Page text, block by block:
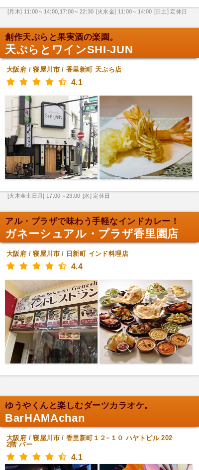
[月木] 11:00～14:00,17:00～22:30 [火水金] 11:00～14:00 [日土] 定休日
創作天ぷらと果実酒の楽園。
天ぷらとワインSHI-JUN
大阪府 /寝屋川市/香里新町 天ぷら店
4.1
[火木金土日月] 17:00～23:00 [水] 定休日
アル・プラザで味わう手軽なインドカレー！
ガネーシュアル・プラザ香里園店
大阪府 /寝屋川市/ 日新町 インド料理店
4.4
ゆうやくんと楽しむダーツカラオケ。
BarHAMAchan
大阪府 /寝屋川市/香里新町１２−１０ ハヤトビル 202
2階 バー
4.1